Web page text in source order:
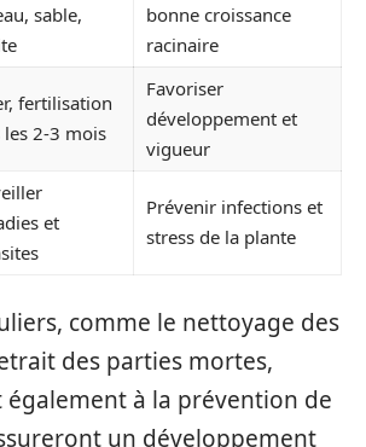
sable,
bonne croissance
racinaire
fertilisation
les 2-3 mois
Favoriser
développement et
vigueur
et
Prévenir infections et
stress de la plante
comme le nettoyage des
des parties mortes,
à la prévention de
un développement